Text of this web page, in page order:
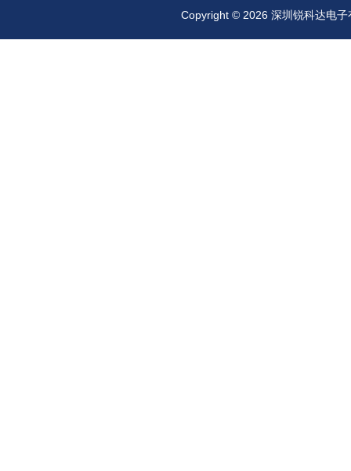
Copyright © 2026 深圳锐科达电